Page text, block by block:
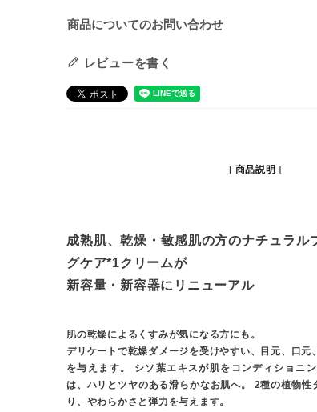
商品についてのお問い合わせ
レビューを書く
商品説明
成熟肌、乾燥・敏感肌の方のナチュラル
グケア*1クリームが
新容量・新容器にリニューアル
肌の乾燥によるくすみが気になる方にも。
デリケートで乾燥ダメージを受けやすい、目元、口元
を与えます。 シソ葉エキスが肌をコンディショニ
は、ハリとツヤのある滑らかなお肌へ。 2種の植物性
り、やわらかさと弾力を与えます。